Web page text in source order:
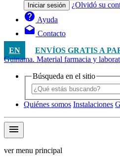
Iniciar sesión ¿Olvidó su
help Ayuda
drafts Contacto
EN
ENVÍOS GRATIS A
Guinama. Material farmacia y
Búsqueda en el sitio
Quiénes somos Instalaciones
menu
ver menu principal